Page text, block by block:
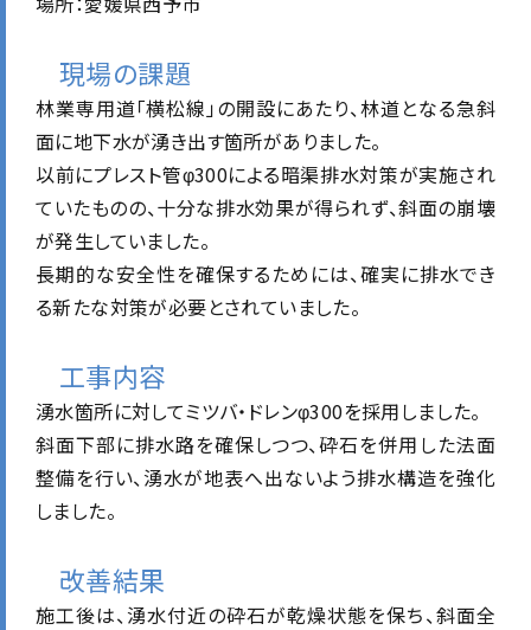
現場の課題
林業専用道「横松線」の開設にあたり、林道となる急斜
面に地下水が湧き出す箇所がありました。
以前にプレスト管φ300による暗渠排水対策が実施され
ていたものの、十分な排水効果が得られず、斜面の崩壊
が発生していました。
長期的な安全性を確保するためには、確実に排水でき
る新たな対策が必要とされていました。
工事内容
湧水箇所に対してミツバ・ドレンφ300を採用しました。
斜面下部に排水路を確保しつつ、砕石を併用した法面
整備を行い、湧水が地表へ出ないよう排水構造を強化
しました。
改善結果
施工後は、湧水付近の砕石が乾燥状態を保ち、斜面全